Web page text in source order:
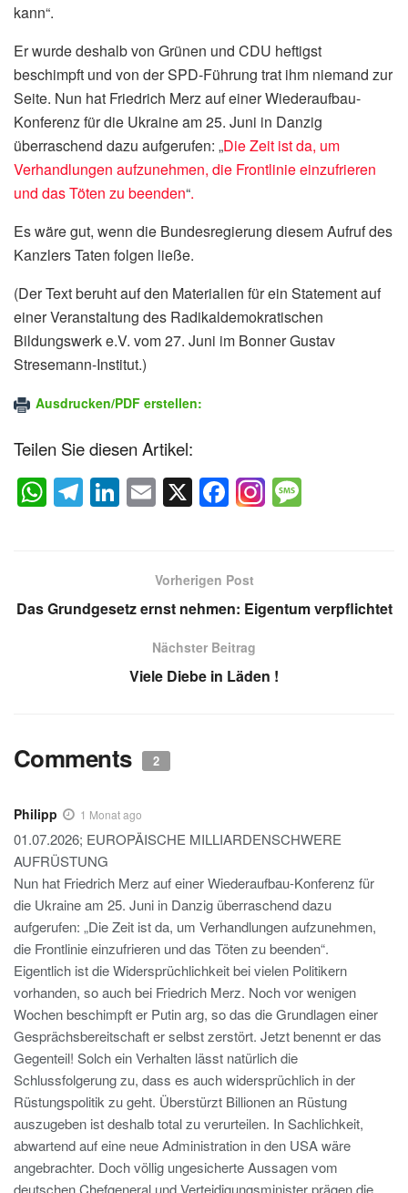
kann“.
Er wurde deshalb von Grünen und CDU heftigst
beschimpft und von der SPD-Führung trat ihm niemand zur
Seite. Nun hat Friedrich Merz auf einer Wiederaufbau-
Konferenz für die Ukraine am 25. Juni in Danzig
überraschend dazu aufgerufen: „Die Zeit ist da, um
Verhandlungen aufzunehmen, die Frontlinie einzufrieren
und das Töten zu beenden“.
Es wäre gut, wenn die Bundesregierung diesem Aufruf des
Kanzlers Taten folgen ließe.
(Der Text beruht auf den Materialien für ein Statement auf
einer Veranstaltung des Radikaldemokratischen
Bildungswerk e.V. vom 27. Juni im Bonner Gustav
Stresemann-Institut.)
Ausdrucken/PDF erstellen:
Teilen Sie diesen Artikel:
W
h
A
T
el
a
Li
n
dI
E
m
X F
a
e
b
o
o
k
g
Vorherigen Post
Das Grundgesetz ernst nehmen: Eigentum verpflichtet
Nächster Beitrag
Viele Diebe in Läden !
Comments 2
Philipp 1 Monat ago
01.07.2026; EUROPÄISCHE MILLIARDENSCHWERE
AUFRÜSTUNG
Nun hat Friedrich Merz auf einer Wiederaufbau-Konferenz für
die Ukraine am 25. Juni in Danzig überraschend dazu
aufgerufen: „Die Zeit ist da, um Verhandlungen aufzunehmen,
die Frontlinie einzufrieren und das Töten zu beenden“.
Eigentlich ist die Widersprüchlichkeit bei vielen Politikern
vorhanden, so auch bei Friedrich Merz. Noch vor wenigen
Wochen beschimpft er Putin arg, so das die Grundlagen einer
Gesprächsbereitschaft er selbst zerstört. Jetzt benennt er das
Gegenteil! Solch ein Verhalten lässt natürlich die
Schlussfolgerung zu, dass es auch widersprüchlich in der
Rüstungspolitik zu geht. Überstürzt Billionen an Rüstung
auszugeben ist deshalb total zu verurteilen. In Sachlichkeit,
abwartend auf eine neue Administration in den USA wäre
angebrachter. Doch völlig ungesicherte Aussagen vom
deutschen Chefgeneral und Verteidigungsminister prägen die